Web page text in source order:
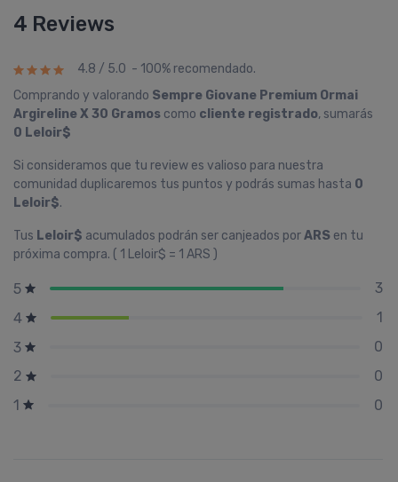
4 Reviews
4.8 / 5.0 - 100% recomendado.
Comprando y valorando Sempre Giovane Premium Ormai
Argireline X 30 Gramos como cliente registrado, sumarás
0 Leloir$
Si consideramos que tu review es valioso para nuestra
comunidad duplicaremos tus puntos y podrás sumas hasta 0
Leloir$.
Tus Leloir$ acumulados podrán ser canjeados porARS en tu
próxima compra. ( 1 Leloir$ = 1 ARS )
5
3
4
1
3
0
2
0
1
0